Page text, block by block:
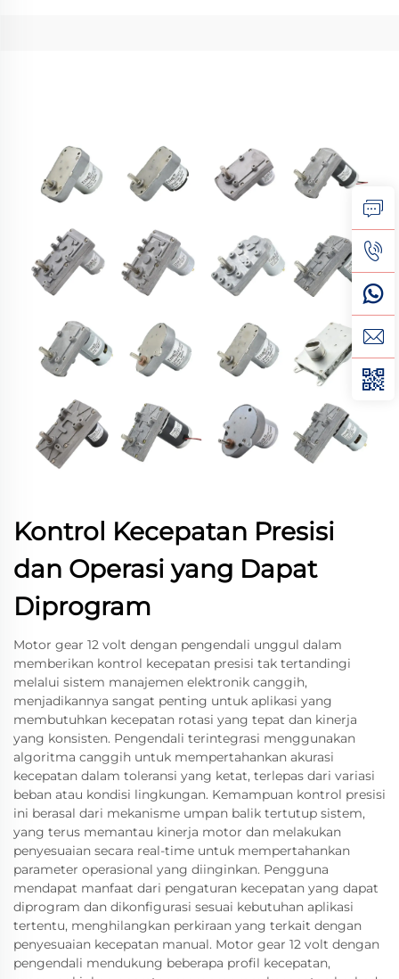
Kontrol Kecepatan Presisi
dan Operasi yang Dapat
Diprogram
Motor gear 12 volt dengan pengendali unggul dalam
memberikan kontrol kecepatan presisi tak tertandingi
melalui sistem manajemen elektronik canggih,
menjadikannya sangat penting untuk aplikasi yang
membutuhkan kecepatan rotasi yang tepat dan kinerja
yang konsisten. Pengendali terintegrasi menggunakan
algoritma canggih untuk mempertahankan akurasi
kecepatan dalam toleransi yang ketat, terlepas dari variasi
beban atau kondisi lingkungan. Kemampuan kontrol presisi
ini berasal dari mekanisme umpan balik tertutup sistem,
yang terus memantau kinerja motor dan melakukan
penyesuaian secara real-time untuk mempertahankan
parameter operasional yang diinginkan. Pengguna
mendapat manfaat dari pengaturan kecepatan yang dapat
diprogram dan dikonfigurasi sesuai kebutuhan aplikasi
tertentu, menghilangkan perkiraan yang terkait dengan
penyesuaian kecepatan manual. Motor gear 12 volt dengan
pengendali mendukung beberapa profil kecepatan,